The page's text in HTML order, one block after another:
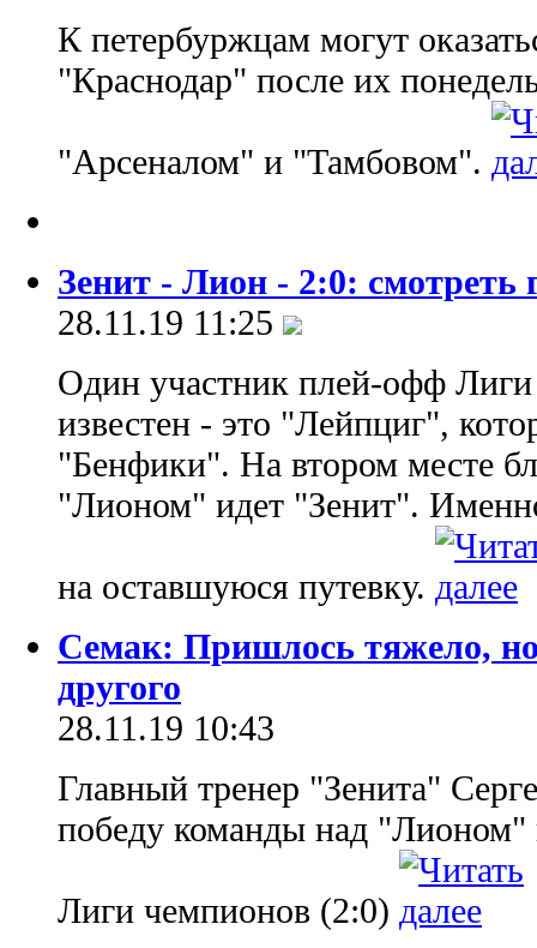
К петербуржцам могут
"Краснодар" после их
"Арсеналом" и "Тамбовом".
Зенит - Лион - 2:0: смотреть
28.11.19 11:25
Один участник плей-офф
известен - это "Лейпциг",
"Бенфики". На втором месте
"Лионом" идет "Зенит".
на оставшуюся путевку.
Семак: Пришлось тяжело,
другого
28.11.19 10:43
Главный тренер "Зенита"
победу команды над "Лионом"
Лиги чемпионов (2:0)